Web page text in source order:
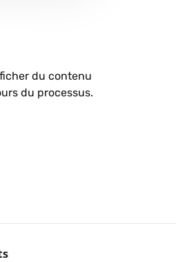
du contenu
du processus.